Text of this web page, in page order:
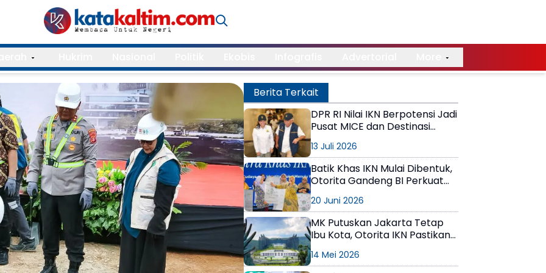
Berita Terkait
DPR RI Nilai IKN Berpotensi Jadi
Pusat MICE dan Destinasi
13 Juli 2026
Batik Khas IKN Mulai Dibentuk,
Otorita Gandeng BI Perkuat
20 Juni 2026
MK Putuskan Jakarta Tetap
Ibu Kota, Otorita IKN Pastikan
Tetap Berjalan
14 Mei 2026